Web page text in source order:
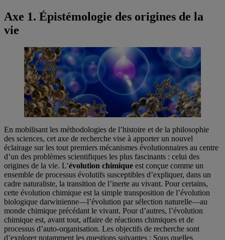
Axe 1. Épistémologie des origines de la
vie
En mobilisant les méthodologies de l’histoire et de la philosophie
des sciences, cet axe de recherche vise à apporter un nouvel
éclairage sur les tout premiers mécanismes évolutionnaires au centre
d’un des problèmes scientifiques les plus fascinants : celui des
origines de la vie. L’évolution chimique est conçue comme un
ensemble de processus évolutifs susceptibles d’expliquer, dans un
cadre naturaliste, la transition de l’inerte au vivant. Pour certains,
cette évolution chimique est la simple transposition de l’évolution
biologique darwinienne—l’évolution par sélection naturelle—au
monde chimique précédant le vivant. Pour d’autres, l’évolution
chimique est, avant tout, affaire de réactions chimiques et de
processus d’auto-organisation. Les objectifs de recherche sont
d’explorer notamment les questions suivantes : Sous quelles